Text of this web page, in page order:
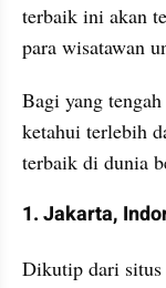
terbaik ini akan
para wisatawan
Bagi yang
ketahui terlebih
terbaik di dunia
1. Jakarta,
Dikutip dari